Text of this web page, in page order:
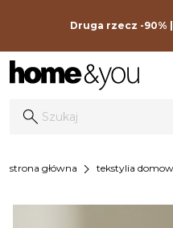
Druga rzecz -90%
strona główna chevron_right tekstylia